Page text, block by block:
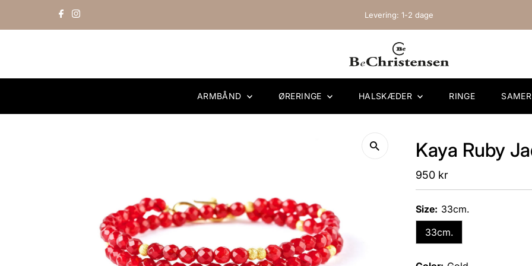
Skip to content Levering: 1-2 dage
ARMBÅND ØRERINGE HALSKÆDER RINGE SAMER
Kaya Ruby
Regular
Price
950 kr
Size: 33cm.
33cm.